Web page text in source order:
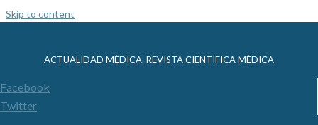
Skip to content
ACTUALIDAD MÉDICA. REVISTA CIENTÍFICA MÉDICA
Facebook
Twitter